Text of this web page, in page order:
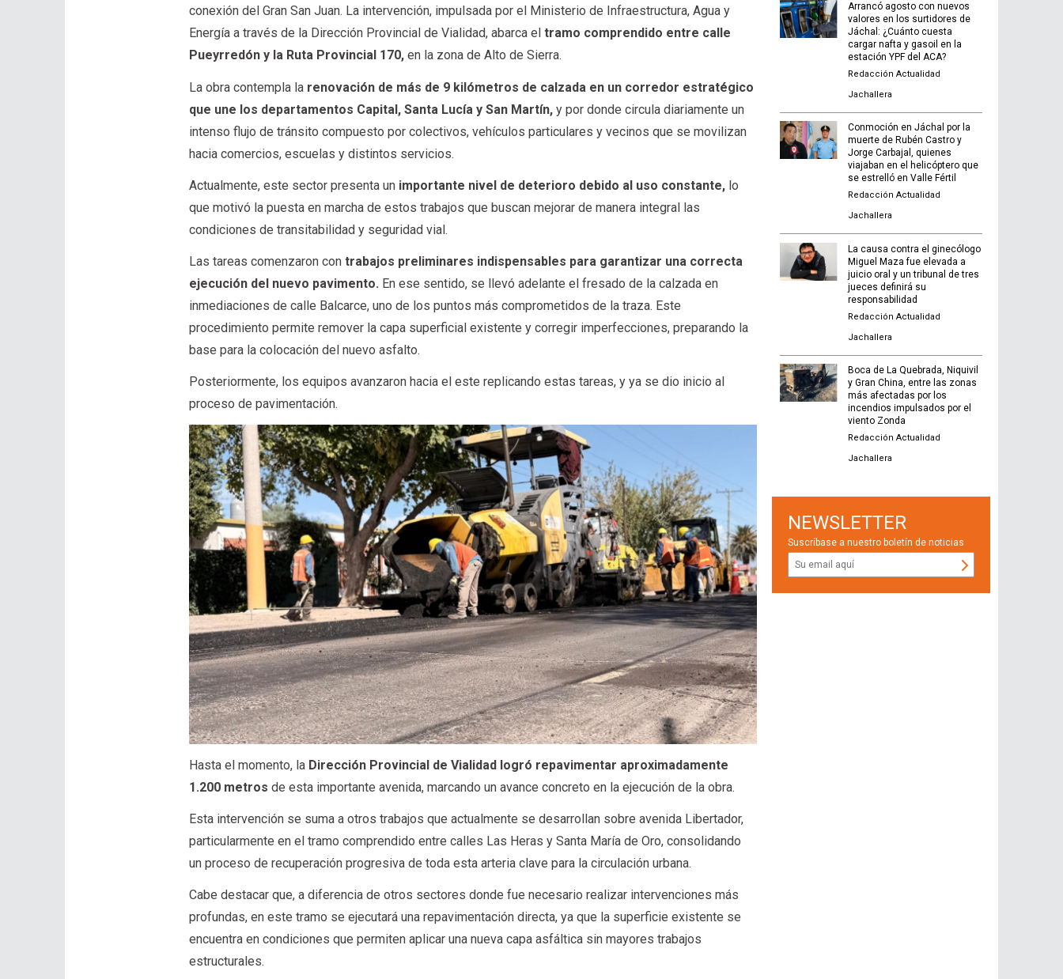
conexión del Gran San Juan. La intervención, impulsada por el Ministerio de Infraestructura, Agua y
Energía a través de la Dirección Provincial de Vialidad, abarca eltramo comprendido entre calle
Pueyrredón y la Ruta Provincial 170,en la zona de Alto de Sierra.
La obra contempla la renovación de más de 9 kilómetros de calzada en un corredor estratégico
que une los departamentos Capital, Santa Lucía y San Martín, y por donde circula diariamente un
intenso flujo de tránsito compuesto por colectivos, vehículos particulares y vecinos que se movilizan
hacia comercios, escuelas y distintos servicios.
Actualmente, este sector presenta un importante nivel de deterioro debido al uso constante, lo
que motivó la puesta en marcha de estos trabajos que buscan mejorar de manera integral las
condiciones de transitabilidad y seguridad vial.
Las tareas comenzaron contrabajos preliminares indispensables para garantizar una correcta
ejecución del nuevo pavimento. En ese sentido, se llevó adelante el fresado de la calzada en
inmediaciones de calle Balcarce, uno de los puntos más comprometidos de la traza. Este
procedimiento permite remover la capa superficial existente y corregir imperfecciones, preparando la
base para la colocación del nuevo asfalto.
Posteriormente, los equipos avanzaron hacia el este replicando estas tareas, y ya se dio inicio al
proceso de pavimentación.
Hasta el momento, la Dirección Provincial de Vialidad logró repavimentar aproximadamente
1.200 metros de esta importante avenida, marcando un avance concreto en la ejecución de la obra.
Esta intervención se suma a otros trabajos que actualmente se desarrollan sobre avenida Libertador,
particularmente en el tramo comprendido entre calles Las Heras y Santa María de Oro, consolidando
un proceso de recuperación progresiva de toda esta arteria clave para la circulación urbana.
Cabe destacar que, a diferencia de otros sectores donde fue necesario realizar intervenciones más
profundas, en este tramo se ejecutará una repavimentación directa, ya que la superficie existente se
encuentra en condiciones que permiten aplicar una nueva capa asfáltica sin mayores trabajos
estructurales.
Arrancó agosto con nuevos
valores en los surtidores de
Jáchal: ¿Cuánto cuesta
cargar nafta y gasoil en la
estación YPF del ACA?
Redacción Actualidad
Jachallera
Conmoción en Jáchal por la
muerte de Rubén Castro y
Jorge Carbajal, quienes
viajaban en el helicóptero que
se estrelló en Valle Fértil
Redacción Actualidad
Jachallera
La causa contra el ginecólogo
Miguel Maza fue elevada a
juicio oral y un tribunal de tres
jueces definirá su
responsabilidad
Redacción Actualidad
Jachallera
Boca de La Quebrada, Niquivil
y Gran China, entre las zonas
más afectadas por los
incendios impulsados por el
viento Zonda
Redacción Actualidad
Jachallera
NEWSLETTER
Suscríbase a nuestro boletín de noticias